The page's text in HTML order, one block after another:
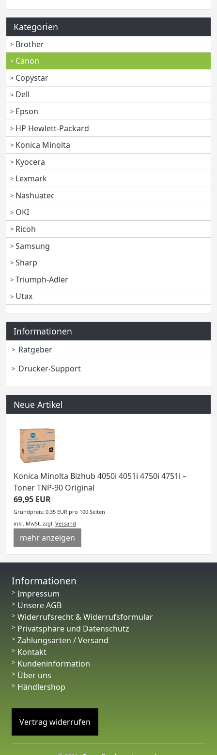
Kategorien
Brother
Canon
Copystar
Dell
Epson
HP Hewlett-Packard
Konica Minolta
Kyocera
Lexmark
Nashuatec
OKI
Ricoh
Samsung
Sharp
Triumph-Adler
Utax
Informationen
Ratgeber
Drucker-Support
Neue Artikel
Konica Minolta Bizhub 4050i 4051i 4750i 4751i –
Toner TNP-90 Original
69,95 EUR
Grundpreis: 0,35 EUR pro 100 Seiten
inkl. MwSt. zzgl. Versand
mehr anzeigen
Informationen
Impressum
Unsere AGB
Widerrufsrecht & Widerrufsformular
Privatsphäre und Datenschutz
Zahlungsarten / Versand
Kontakt
Kundeninformation
Über uns
Händlershop
Vertrag widerrufen